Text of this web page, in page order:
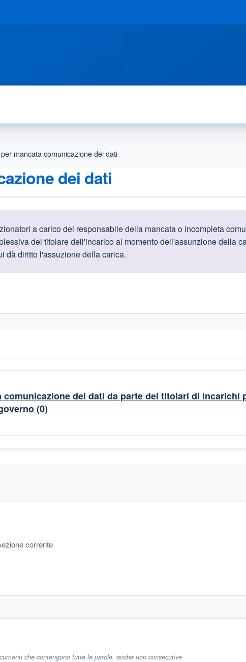
mancata comunicazione dei dati
dei dati
a carico del responsabile della mancata o incompleta
del titolare dell'incarico al momento dell'assunzione della
dà diritto l'assuzione della carica.
comunicazione dei dati da parte dei titolari di incarichi
(0)
corrente
che contengono tutte le parole, anche non consecutive